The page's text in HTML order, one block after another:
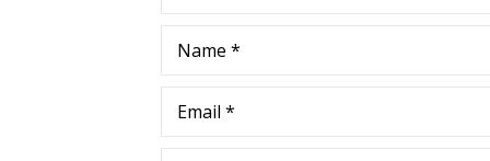
Name *
Email *